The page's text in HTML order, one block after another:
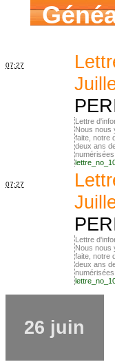
07:27
Lettre
Nous nous
faite, notre
deux ans
07:27
Lettre
Nous nous
faite, notre
deux ans
26 juin